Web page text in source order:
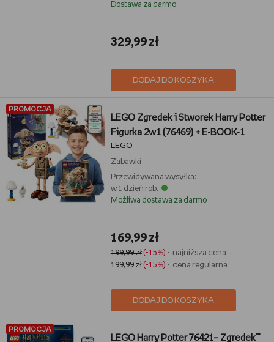
Dostawa za darmo
329,99 zł
DODAJ DO KOSZYKA
PROMOCJA
LEGO Zgredek i Stworek Harry Potter
Figurka 2w1 (76469) + E-BOOK-1
LEGO
Zabawki
Przewidywana wysyłka:
w 1 dzień rob.
Możliwa dostawa za darmo
169,99 zł
199,99 zł(-15%) - najniższa cena
199,99 zł(-15%) - cena regularna
DODAJ DO KOSZYKA
PROMOCJA
LEGO Harry Potter 76421– Zgredek™